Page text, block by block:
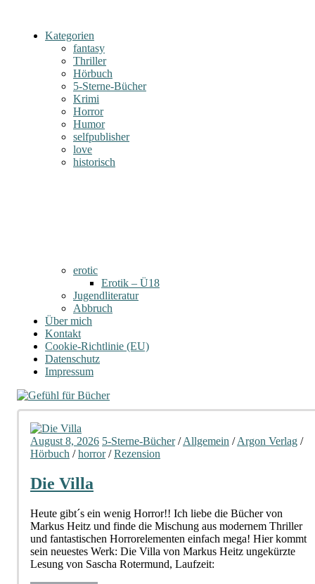
Kategorien
fantasy
Thriller
Hörbuch
5-Sterne-Bücher
Krimi
Horror
Humor
selfpublisher
love
historisch
erotic
Erotik – Ü18
Jugendliteratur
Abbruch
Über mich
Kontakt
Cookie-Richtlinie (EU)
Datenschutz
Impressum
August 8, 2026 5-Sterne-Bücher/Allgemein /Argon Verlag /
Hörbuch /horror/Rezension
Die Villa
Heute gibt´s ein wenig Horror!! Ich liebe die Bücher von
Markus Heitz und finde die Mischung aus modernem Thriller
und fantastischen Horrorelementen einfach mega! Hier kommt
sein neuestes Werk: Die Villa von Markus Heitz ungekürzte
Lesung von Sascha Rotermund, Laufzeit: